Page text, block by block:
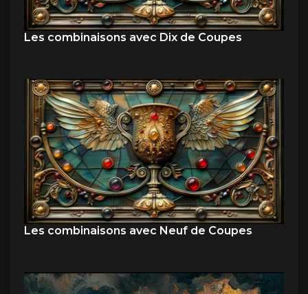
Les combinaisons avec Dix de Coupes
Les combinaisons avec Neuf de Coupes